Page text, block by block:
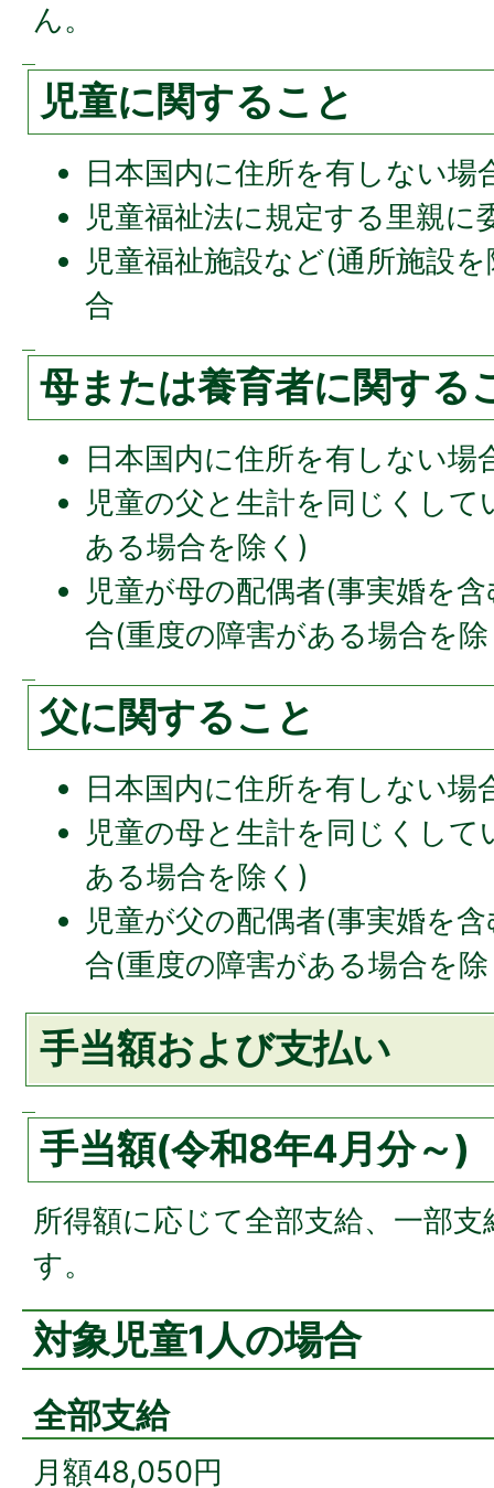
ん。
児童に関すること
日本国内に住所を有しない
児童福祉法に規定する里親に
児童福祉施設など(通所施設
合
母または養育者に関する
日本国内に住所を有しない場
児童の父と生計を同じくし
ある場合を除く)
児童が母の配偶者(事実婚を
合(重度の障害がある場合を
父に関すること
日本国内に住所を有しない場
児童の母と生計を同じくし
ある場合を除く)
児童が父の配偶者(事実婚を
合(重度の障害がある場合を
手当額および支払い
手当額(令和8年4月分～)
所得額に応じて全部支給、一部
す。
対象児童1人の場合
全部支給
月額48,050円